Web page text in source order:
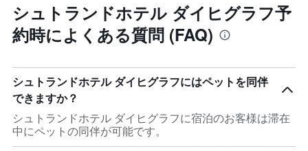
シュトランドホテル ダイヒグラフ予
約時によくある質問 (FAQ)
シュトランドホテル ダイヒグラフにはペットを同伴
できますか？
シュトランドホテル ダイヒグラフに宿泊のお客様は滞在
中にペットの同伴が可能です。